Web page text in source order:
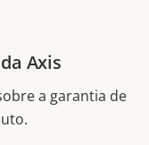
Axis
a garantia de